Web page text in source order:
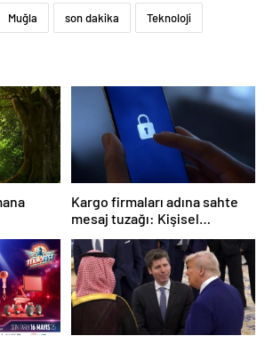
Muğla son dakika Teknoloji
Kargo firmaları adına sahte
mesaj tuzağı: Kişisel